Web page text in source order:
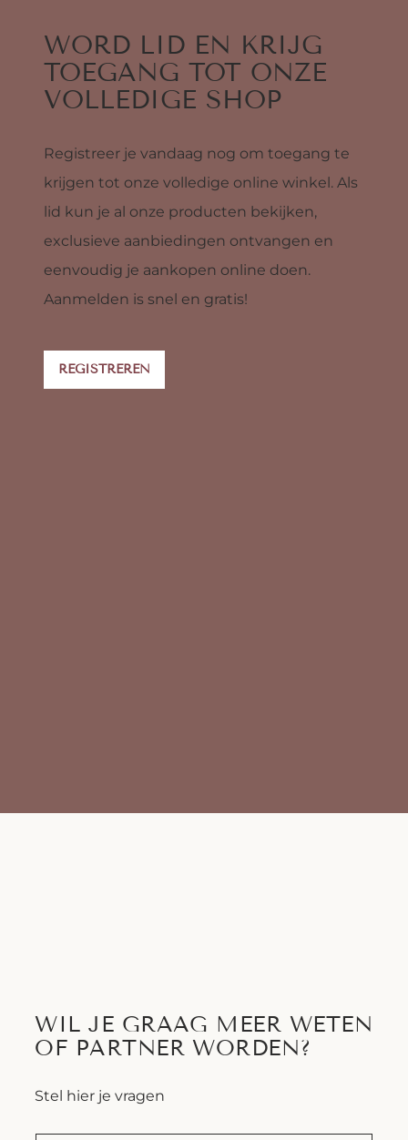
WORD LID EN KRIJG
TOEGANG TOT ONZE
VOLLEDIGE SHOP
Registreer je vandaag nog om toegang te
krijgen tot onze volledige online winkel. Als
lid kun je al onze producten bekijken,
exclusieve aanbiedingen ontvangen en
eenvoudig je aankopen online doen.
Aanmelden is snel en gratis!
REGISTREREN
WIL JE GRAAG MEER WETEN
OF PARTNER WORDEN?
Stel hier je vragen